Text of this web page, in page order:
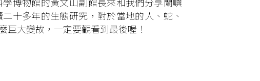
十多年的生態研究，對於當地的人、蛇、
大變故，一定要觀看到最後喔！